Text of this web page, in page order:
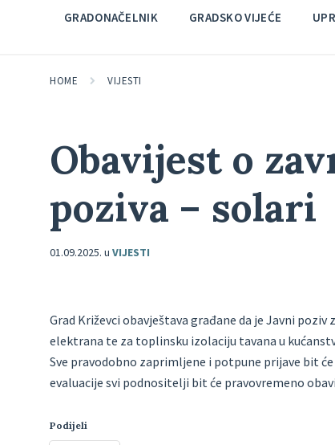
GRADONAČELNIK GRADSKO VIJEĆE
HOME VIJESTI
Obavijest o
poziva – solari
01.09.2025. u VIJESTI
Grad Križevci obavještava građane da je Javni
elektrana te za toplinsku izolaciju tavana u
Sve pravodobno zaprimljene i potpune prijave bit
evaluacije svi podnositelji bit će pravovremeno
Podijeli